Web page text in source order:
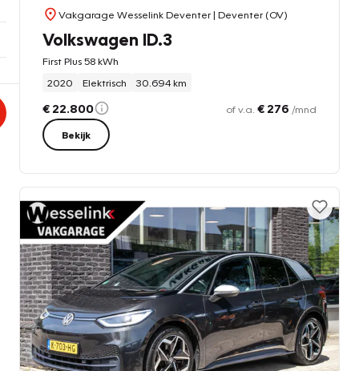
Vakgarage Wesselink Deventer| Deventer (OV)
Volkswagen ID.3
First Plus 58 kWh
2020
Elektrisch 30.694 km
€ 22.800 of v.a. € 276 /mnd
Bekijk